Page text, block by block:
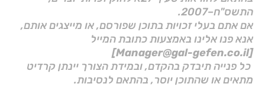
התשס"ח–2007.
אם אתם בעלי זכויות בתוכן שפורסם, או מייצגים אותם,
אנא פנו אלינו באמצעות כתובת המייל
[Manager@gal-gefen.co.il]
כל פנייה תיבדק בהקדם, ובמידת הצורך יינתן קרדיט
מתאים או שהתוכן יוסר, בהתאם לנסיבות.